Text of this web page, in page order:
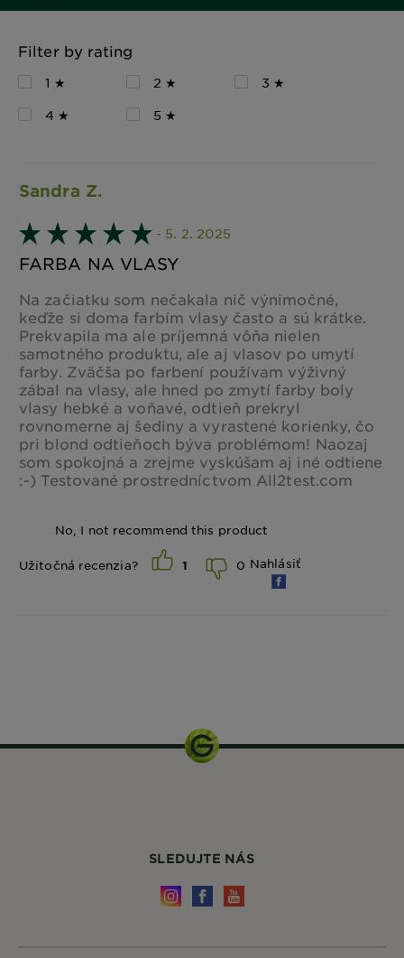
Filter by rating
1 ★ 2 ★
3 ★
4 ★
5 ★
Sandra Z.
- 5. 2. 2025
FARBA NA VLASY
Na začiatku som nečakala nič výnimočné,
keďže si doma farbím vlasy často a sú krátke.
Prekvapila ma ale príjemná vôňa nielen
samotného produktu, ale aj vlasov po umytí
farby. Zväčša po farbení používam výživný
zábal na vlasy, ale hned po zmytí farby boly
vlasy hebké a voňavé, odtieň prekryl
rovnomerne aj šediny a vyrastené korienky, čo
pri blond odtieňoch býva problémom! Naozaj
som spokojná a zrejme vyskúšam aj iné odtiene
:-) Testované prostredníctvom All2test.com
No, I not recommend this product
Užitočná recenzia? 1 0 Nahlásiť
SLEDUJTE NÁS